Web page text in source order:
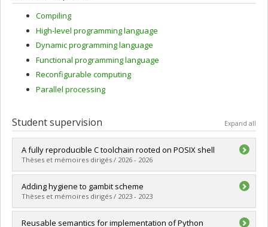
Compiling
High-level programming language
Dynamic programming language
Functional programming language
Reconfigurable computing
Parallel processing
Student supervision Expand all
A fully reproducible C toolchain rooted on POSIX shell
Thèses et mémoires dirigés / 2026 - 2026
Graduate :Huberdeau, Laurent
Cycle : Master's
Grade :M. Sc.
Lien vers le document dans Papyrus
Adding hygiene to gambit scheme
Thèses et mémoires dirigés / 2023 - 2023
Graduate :Doucet, Antoine
Reusable semantics for implementation of Python